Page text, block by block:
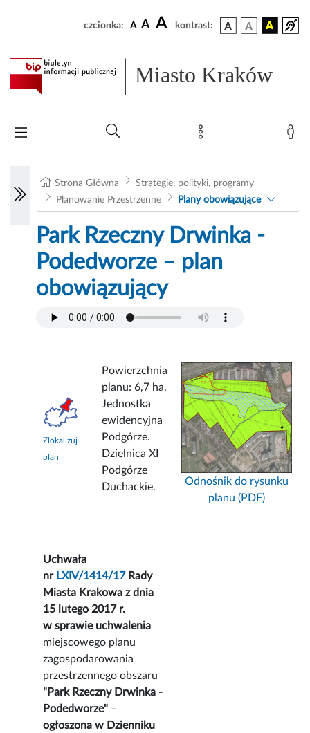
czcionka: A A A kontrast:
Miasto Kraków
Strona Główna
Strategie, polityki, programy
Planowanie Przestrzenne
Plany obowiązujące
Park Rzeczny Drwinka -
Podedworze – plan
obowiązujący
Zlokalizuj
plan
Powierzchnia
planu: 6,7 ha.
Jednostka
ewidencyjna
Podgórze.
Dzielnica XI
Podgórze
Duchackie.
Uchwała
nr LXIV/1414/17Rady
Miasta Krakowa z dnia
15 lutego 2017 r.
w sprawie uchwalenia
miejscowego planu
zagospodarowania
przestrzennego obszaru
"Park Rzeczny Drwinka -
Podedworze" –
ogłoszona w Dzienniku
Odnośnik do rysunku
planu (PDF)